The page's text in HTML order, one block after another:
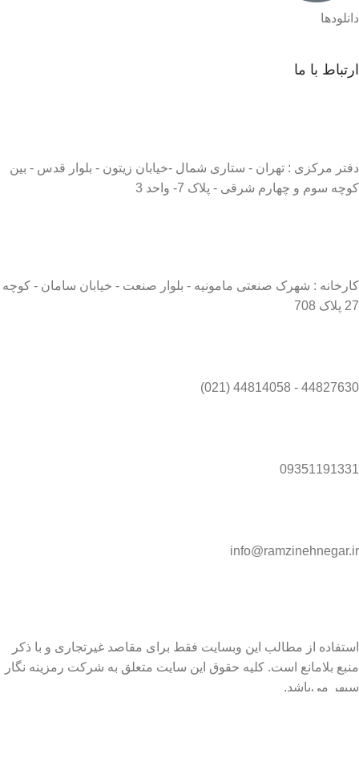
دانلودها
ارتباط با ما
دفتر مرکزی : تهران - ستاری شمال -خیابان زیتون - بلوار قدس - بین
کوچه سوم و چهارم شرقی - پلاک 7- واحد 3
کارخانه : شهرک صنعتی مامونیه - بلوار صنعت - خیابان سامان - کوچه
27 پلاک 708
44827630 - 44814058 (021)
09351191331
info@ramzinehnegar.ir
استفاده از مطالب این وبسایت فقط برای مقاصد غیرتجاری و با ذکر
منبع بلامانع است. کلیه حقوق این سایت متعلق به شرکت رمزینه نگار
سپهر می‌باشد.